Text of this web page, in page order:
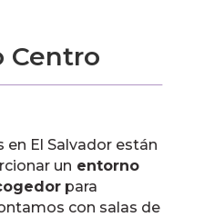
Centro
en El Salvador están
un entorno
para
con salas de